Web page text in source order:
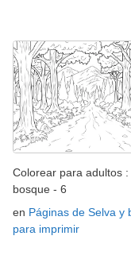
Colorear para adultos :
bosque - 6
en Páginas de Selva y
para imprimir